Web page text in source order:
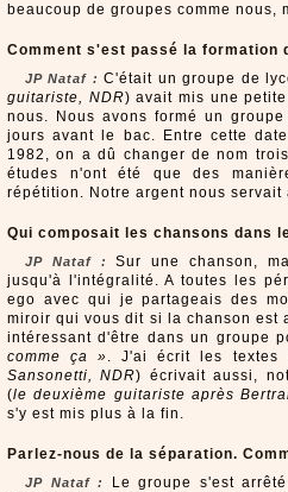
beaucoup de groupes comme nous,
Comment s'est passé la formation
JP Nataf : C'était un groupe de
guitariste, NDR) avait mis une
nous. Nous avons formé un
jours avant le bac. Entre cette
1982, on a dû changer de nom
études n'ont été que des
répétition. Notre argent nous
Qui composait les chansons dans
JP Nataf :
Sur une chanson,
jusqu'à l'intégralité. A toutes les
ego avec qui je partageais des
miroir qui vous dit si la chanson est
intéressant d'être dans un groupe
comme ça ». J'ai écrit les textes
Sansonetti, NDR) écrivait aussi,
(le deuxième guitariste après
s'y est mis plus à la fin.
Parlez-nous de la séparation.
JP Nataf :
Le groupe s'est